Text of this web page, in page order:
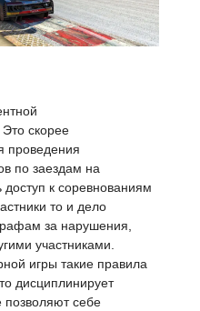
скорее
проведения
по заездам на
доступ к соревнованиям
то и дело
за нарушения,
участниками.
игры такие правила
дисциплинирует
позволяют себе